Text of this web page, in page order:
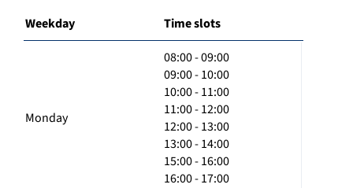
Weekday Time slots
Monday
08:00 - 09:00
09:00 - 10:00
10:00 - 11:00
11:00 - 12:00
12:00 - 13:00
13:00 - 14:00
15:00 - 16:00
16:00 - 17:00